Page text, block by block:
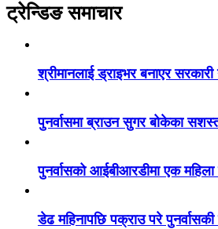
ट्रेन्डिङ समाचार
श्रीमानलाई ड्राइभर बनाएर
पुनर्वासमा ब्राउन सुगर बोकेका
पुनर्वासको आईबीआरडीमा एक
डेढ महिनापछि पक्राउ परे पुनर्वासकी